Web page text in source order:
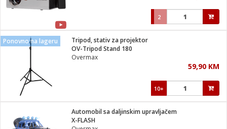
2
Ponovno na lageru
Tripod, stativ za projektor
OV-Tripod Stand 180
Overmax
59,90 KM
10+
Automobil sa daljinskim upravljačem
X-FLASH